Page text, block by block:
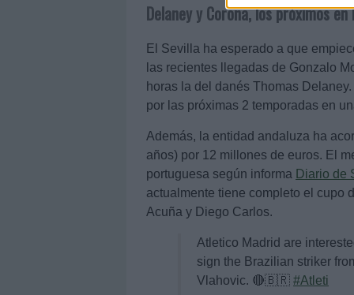
Delaney y Corona, los próximos
El Sevilla ha esperado a que
las recientes llegadas de Gonzalo
horas la del danés Thomas
por las próximas 2 temporadas en
Además, la entidad andaluza ha
años) por 12 millones de euros. El
portuguesa según informa Diario de
actualmente tiene completo el cupo
Acuña y Diego Carlos.
Atletico Madrid are
sign the Brazilian striker
Vlahovic. 🔴🇧🇷 #Atleti